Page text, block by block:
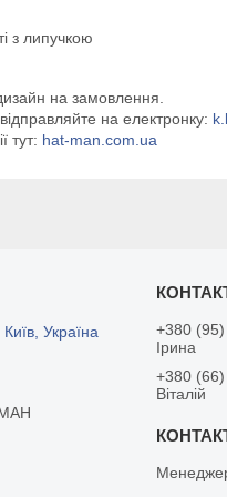
з липучкою
на замовлення.
на електронку:
тут: hat-man.com.ua
Україна
+380
Ірина
+380
Віталій